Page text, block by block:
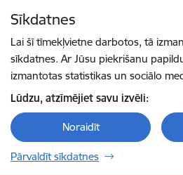
Sīkdatnes
Lai šī tīmekļvietne darbotos, tā
sīkdatnes. Ar Jūsu piekrišanu
izmantotas statistikas un sociālo
Lūdzu, atzīmējiet savu izvēli:
Noraidīt
Pārvaldīt sīkdatnes